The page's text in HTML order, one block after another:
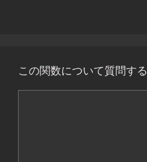
この関数について質問する